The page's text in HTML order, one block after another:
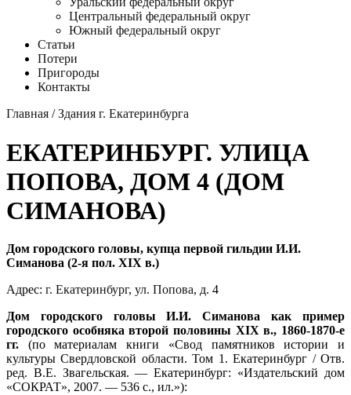
Центральный федеральный округ
Южный федеральный округ
Статьи
Потери
Пригороды
Контакты
Главная /Здания г. Екатеринбурга
ЕКАТЕРИНБУРГ. УЛИЦА
ПОПОВА, ДОМ 4 (ДОМ
СИМАНОВА)
Дом городского головы, купца первой гильдии И.И.
Симанова (2-я пол. XIX в.)
Адрес: г. Екатеринбург, ул. Попова, д. 4
Дом городского головы И.И. Симанова как пример
городского особняка второй половины XIX в., 1860-1870-е
гг. (по материалам книги «Свод памятников истории и
культуры Свердловской области. Том 1. Екатеринбург / Отв.
ред. В.Е. Звагельская. — Екатеринбург: «Издательский дом
«СОКРАТ», 2007. — 536 с., ил.»):